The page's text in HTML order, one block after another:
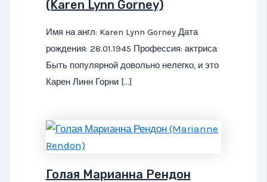
(Karen Lynn Gorney)
Имя на англ: Karen Lynn Gorney Дата
рождения: 28.01.1945 Профессия: актриса
Быть популярной довольно нелегко, и это
Карен Линн Горни […]
Голая Марианна Рендон